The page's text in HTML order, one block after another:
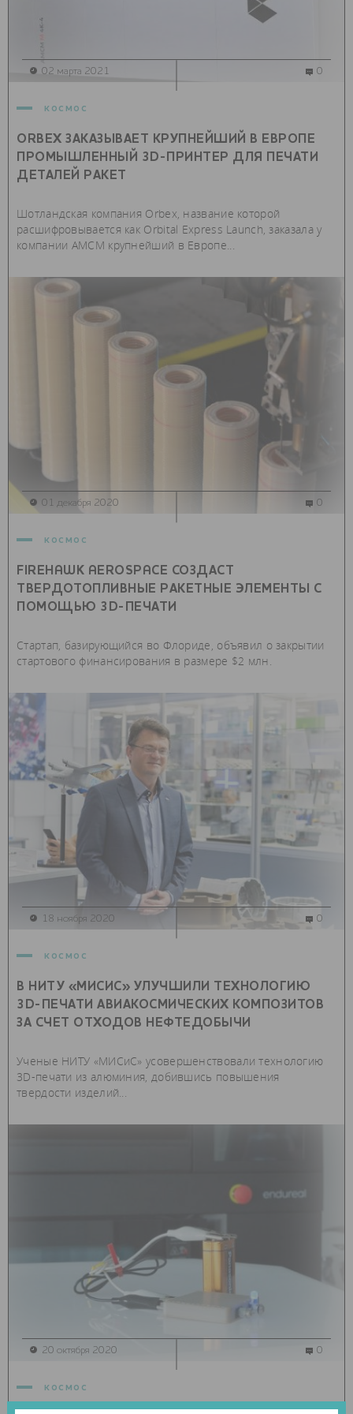
космос
ORBEX ЗАКАЗЫВАЕТ КРУПНЕЙШИЙ В ЕВРОПЕ
ПРОМЫШЛЕННЫЙ 3D-ПРИНТЕР ДЛЯ ПЕЧАТИ
ДЕТАЛЕЙ РАКЕТ
Шотландская компания Orbex, название которой
расшифровывается как Orbital Express Launch, заказала у
компании AMCM крупнейший в Европе...
02 марта 2021 0
космос
FIREHAWK AEROSPACE СОЗДАСТ
ТВЕРДОТОПЛИВНЫЕ РАКЕТНЫЕ ЭЛЕМЕНТЫ С
ПОМОЩЬЮ 3D-ПЕЧАТИ
Стартап, базирующийся во Флориде, объявил о закрытии
стартового финансирования в размере $2 млн.
01 декабря 2020 0
космос
В НИТУ «МИСИС» УЛУЧШИЛИ ТЕХНОЛОГИЮ
3D-ПЕЧАТИ АВИАКОСМИЧЕСКИХ КОМПОЗИТОВ
ЗА СЧЕТ ОТХОДОВ НЕФТЕДОБЫЧИ
Ученые НИТУ «МИСиС» усовершенствовали технологию
3D-печати из алюминия, добившись повышения
твердости изделий...
18 ноября 2020 0
космос
20 октября 2020 0